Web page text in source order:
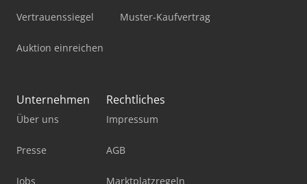
Vertrauenssiegel
Auktion einreichen
Muster-Kaufvertrag
Unternehmen
Über uns
Presse
Jobs
Rechtliches
Impressum
AGB
Marktplatzregeln